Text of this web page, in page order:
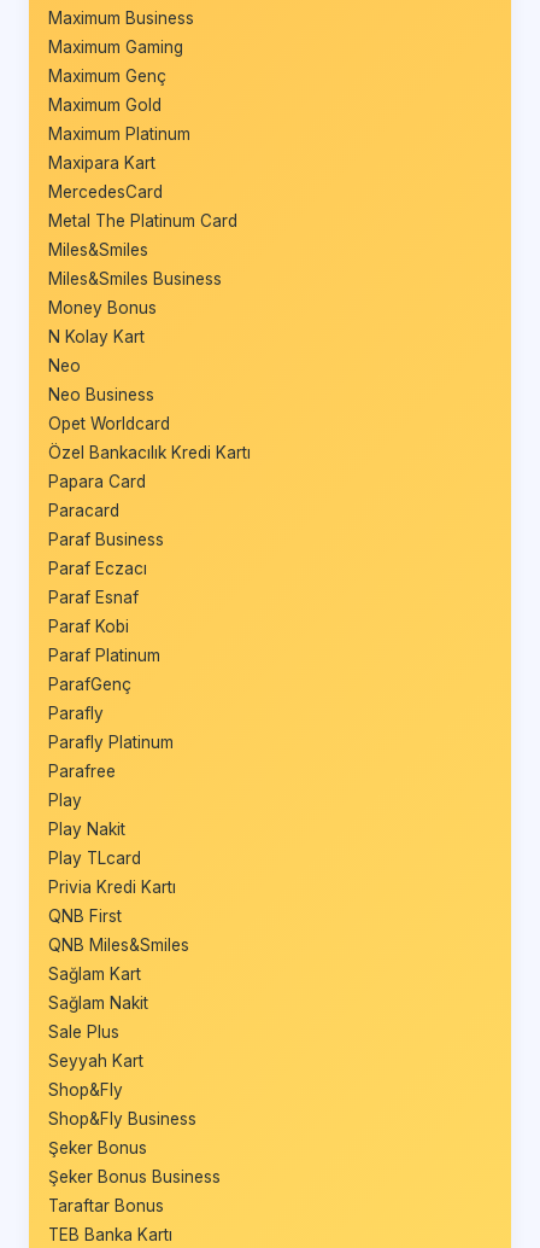
Maximum Business
Maximum Gaming
Maximum Genç
Maximum Gold
Maximum Platinum
Maxipara Kart
MercedesCard
Metal The Platinum Card
Miles&Smiles
Miles&Smiles Business
Money Bonus
N Kolay Kart
Neo
Neo Business
Opet Worldcard
Özel Bankacılık Kredi Kartı
Papara Card
Paracard
Paraf Business
Paraf Eczacı
Paraf Esnaf
Paraf Kobi
Paraf Platinum
ParafGenç
Parafly
Parafly Platinum
Parafree
Play
Play Nakit
Play TLcard
Privia Kredi Kartı
QNB First
QNB Miles&Smiles
Sağlam Kart
Sağlam Nakit
Sale Plus
Seyyah Kart
Shop&Fly
Shop&Fly Business
Şeker Bonus
Şeker Bonus Business
Taraftar Bonus
TEB Banka Kartı